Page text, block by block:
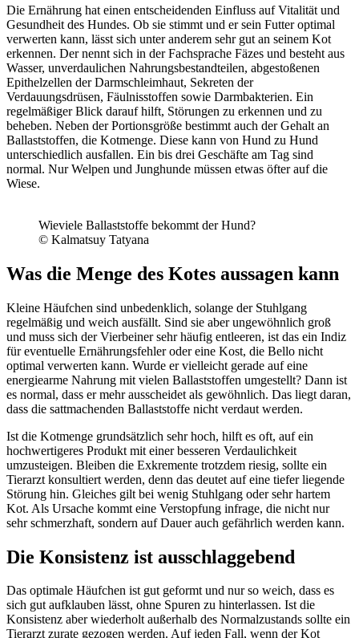
Die Ernährung hat einen entscheidenden Einfluss auf Vitalität und
Gesundheit des Hundes. Ob sie stimmt und er sein Futter optimal
verwerten kann, lässt sich unter anderem sehr gut an seinem Kot
erkennen. Der nennt sich in der Fachsprache Fäzes und besteht aus
Wasser, unverdaulichen Nahrungsbestandteilen, abgestoßenen
Epithelzellen der Darmschleimhaut, Sekreten der
Verdauungsdrüsen, Fäulnisstoffen sowie Darmbakterien. Ein
regelmäßiger Blick darauf hilft, Störungen zu erkennen und zu
beheben. Neben der Portionsgröße bestimmt auch der Gehalt an
Ballaststoffen, die Kotmenge. Diese kann von Hund zu Hund
unterschiedlich ausfallen. Ein bis drei Geschäfte am Tag sind
normal. Nur Welpen und Junghunde müssen etwas öfter auf die
Wiese.
Wieviele Ballaststoffe bekommt der Hund?
© Kalmatsuy Tatyana
Was die Menge des Kotes aussagen kann
Kleine Häufchen sind unbedenklich, solange der Stuhlgang
regelmäßig und weich ausfällt. Sind sie aber ungewöhnlich groß
und muss sich der Vierbeiner sehr häufig entleeren, ist das ein Indiz
für eventuelle Ernährungsfehler oder eine Kost, die Bello nicht
optimal verwerten kann. Wurde er vielleicht gerade auf eine
energiearme Nahrung mit vielen Ballaststoffen umgestellt? Dann ist
es normal, dass er mehr ausscheidet als gewöhnlich. Das liegt daran,
dass die sattmachenden Ballaststoffe nicht verdaut werden.
Ist die Kotmenge grundsätzlich sehr hoch, hilft es oft, auf ein
hochwertigeres Produkt mit einer besseren Verdaulichkeit
umzusteigen. Bleiben die Exkremente trotzdem riesig, sollte ein
Tierarzt konsultiert werden, denn das deutet auf eine tiefer liegende
Störung hin. Gleiches gilt bei wenig Stuhlgang oder sehr hartem
Kot. Als Ursache kommt eine Verstopfung infrage, die nicht nur
sehr schmerzhaft, sondern auf Dauer auch gefährlich werden kann.
Die Konsistenz ist ausschlaggebend
Das optimale Häufchen ist gut geformt und nur so weich, dass es
sich gut aufklauben lässt, ohne Spuren zu hinterlassen. Ist die
Konsistenz aber wiederholt außerhalb des Normalzustands sollte ein
Tierarzt zurate gezogen werden. Auf jeden Fall, wenn der Kot